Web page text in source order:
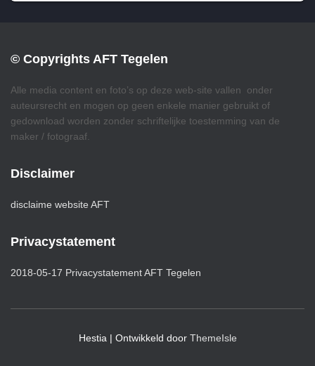
© Copyrights AFT Tegelen
Alle media content en foto’s op deze web-site vallen onder
auteursrecht en mogen op geen enkele manier gebruikt of
gedownload worden zonder schriftelijke toestemming van de
maker / fotograaf.
Disclaimer
disclaime website AFT
Privacystatement
2018-05-17 Privacystatement AFT Tegelen
Hestia | Ontwikkeld door ThemeIsle